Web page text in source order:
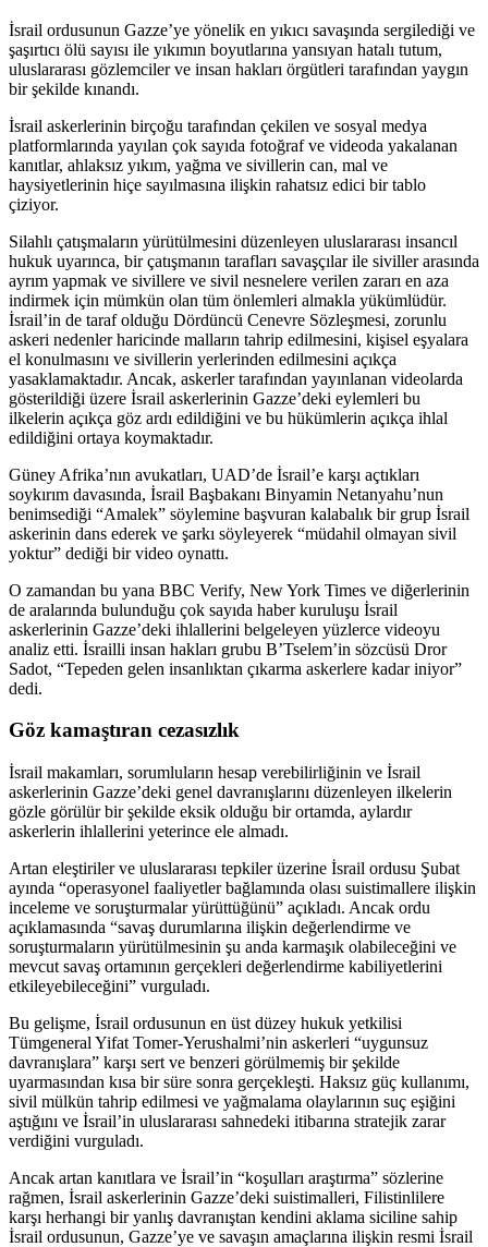
İsrail ordusunun Gazze’ye yönelik en yıkıcı savaşında sergilediği ve
şaşırtıcı ölü sayısı ile yıkımın boyutlarına yansıyan hatalı tutum,
uluslararası gözlemciler ve insan hakları örgütleri tarafından yaygın
bir şekilde kınandı.
İsrail askerlerinin birçoğu tarafından çekilen ve sosyal medya
platformlarında yayılan çok sayıda fotoğraf ve videoda yakalanan
kanıtlar, ahlaksız yıkım, yağma ve sivillerin can, mal ve
haysiyetlerinin hiçe sayılmasına ilişkin rahatsız edici bir tablo
çiziyor.
Silahlı çatışmaların yürütülmesini düzenleyen uluslararası insancıl
hukuk uyarınca, bir çatışmanın tarafları savaşçılar ile siviller arasında
ayrım yapmak ve sivillere ve sivil nesnelere verilen zararı en aza
indirmek için mümkün olan tüm önlemleri almakla yükümlüdür.
İsrail’in de taraf olduğu Dördüncü Cenevre Sözleşmesi, zorunlu
askeri nedenler haricinde malların tahrip edilmesini, kişisel eşyalara
el konulmasını ve sivillerin yerlerinden edilmesini açıkça
yasaklamaktadır. Ancak, askerler tarafından yayınlanan videolarda
gösterildiği üzere İsrail askerlerinin Gazze’deki eylemleri bu
ilkelerin açıkça göz ardı edildiğini ve bu hükümlerin açıkça ihlal
edildiğini ortaya koymaktadır.
Güney Afrika’nın avukatları, UAD’de İsrail’e karşı açtıkları
soykırım davasında, İsrail Başbakanı Binyamin Netanyahu’nun
benimsediği “Amalek” söylemine başvuran kalabalık bir grup İsrail
askerinin dans ederek ve şarkı söyleyerek “müdahil olmayan sivil
yoktur” dediği bir video oynattı.
O zamandan bu yana BBC Verify, New York Times ve diğerlerinin
de aralarında bulunduğu çok sayıda haber kuruluşu İsrail
askerlerinin Gazze’deki ihlallerini belgeleyen yüzlerce videoyu
analiz etti. İsrailli insan hakları grubu B’Tselem’in sözcüsü Dror
Sadot, “Tepeden gelen insanlıktan çıkarma askerlere kadar iniyor”
dedi.
Göz kamaştıran cezasızlık
İsrail makamları, sorumluların hesap verebilirliğinin ve İsrail
askerlerinin Gazze’deki genel davranışlarını düzenleyen ilkelerin
gözle görülür bir şekilde eksik olduğu bir ortamda, aylardır
askerlerin ihlallerini yeterince ele almadı.
Artan eleştiriler ve uluslararası tepkiler üzerine İsrail ordusu Şubat
ayında “operasyonel faaliyetler bağlamında olası suistimallere ilişkin
inceleme ve soruşturmalar yürüttüğünü” açıkladı. Ancak ordu
açıklamasında “savaş durumlarına ilişkin değerlendirme ve
soruşturmaların yürütülmesinin şu anda karmaşık olabileceğini ve
mevcut savaş ortamının gerçekleri değerlendirme kabiliyetlerini
etkileyebileceğini” vurguladı.
Bu gelişme, İsrail ordusunun en üst düzey hukuk yetkilisi
Tümgeneral Yifat Tomer-Yerushalmi’nin askerleri “uygunsuz
davranışlara” karşı sert ve benzeri görülmemiş bir şekilde
uyarmasından kısa bir süre sonra gerçekleşti. Haksız güç kullanımı,
sivil mülkün tahrip edilmesi ve yağmalama olaylarının suç eşiğini
aştığını ve İsrail’in uluslararası sahnedeki itibarına stratejik zarar
verdiğini vurguladı.
Ancak artan kanıtlara ve İsrail’in “koşulları araştırma” sözlerine
rağmen, İsrail askerlerinin Gazze’deki suistimalleri, Filistinlilere
karşı herhangi bir yanlış davranıştan kendini aklama siciline sahip
İsrail ordusunun, Gazze’ye ve savaşın amaçlarına ilişkin resmi İsrail